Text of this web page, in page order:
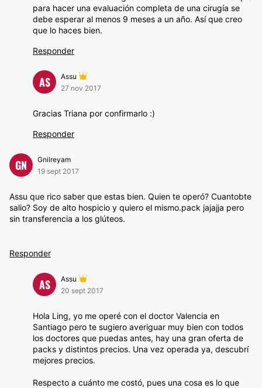
para hacer una evaluación completa de una cirugía se
debe esperar al menos 9 meses a un año. Así que creo
que lo haces bien.
Responder
AS
Assu
27 nov 2017
Gracias Triana por confirmarlo :)
Responder
GN
Gnilreyam
19 sept 2017
Assu que rico saber que estas bien. Quien te operó? Cuantobte
salio? Soy de alto hospicio y quiero el mismo.pack jajajja pero
sin transferencia a los glúteos.
Responder
AS
Assu
20 sept 2017
Hola Ling, yo me operé con el doctor Valencia en
Santiago pero te sugiero averiguar muy bien con todos
los doctores que puedas antes, hay una gran oferta de
packs y distintos precios. Una vez operada ya, descubrí
mejores precios.
Respecto a cuánto me costó, pues una cosa es lo que